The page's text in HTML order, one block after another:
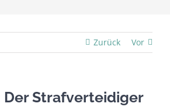
Zurück Vor
Strafverteidiger